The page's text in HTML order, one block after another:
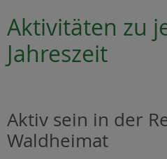
Aktivitäten zu
Jahreszeit
Aktiv sein in der
Waldheimat